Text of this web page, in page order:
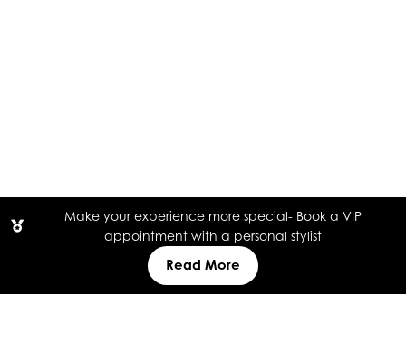
Make your experience more special- Book a VIP
appointment with a personal stylist
Read More